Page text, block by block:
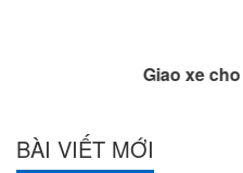
Giao xe cho Quý khách
BÀI VIẾT MỚI